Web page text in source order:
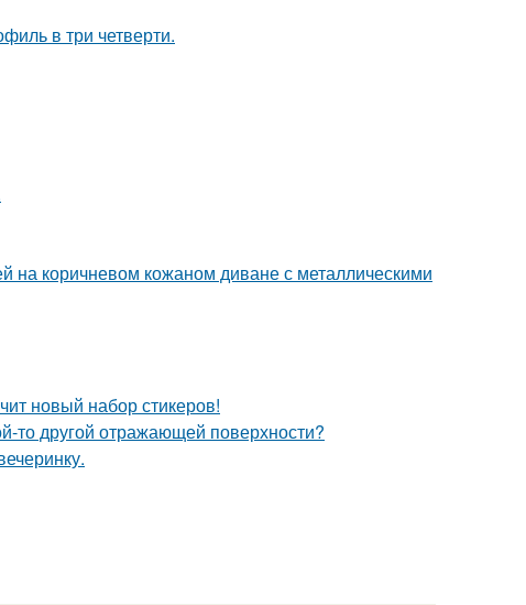
в три четверти.
коричневом кожаном диване с металлическими
новый набор стикеров!
то другой отражающей поверхности?